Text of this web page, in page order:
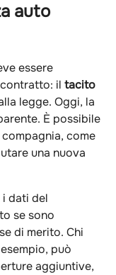
auto
essere
il tacito
legge. Oggi, la
È possibile
come
una nuova
i dati del
se sono
di merito. Chi
può
aggiuntive,